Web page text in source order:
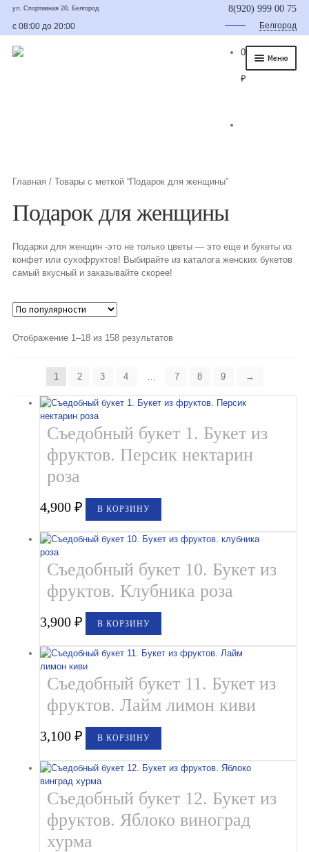
ул. Спортивная 20, Белгород
с 08:00 до 20:00
8(920) 999 00 75
Белгород
Меню
Сладкие букеты из конфет
Букеты из клубники и ягод
Детские букеты
Букет учителю
Съедобные Корзины
Съедобные Боксы Ящики
Фото работ
Контакты
0
₽
Главная /Товары с меткой “Подарок для женщины”
Подарок для женщины
Подарки для женщин -это не только цветы — это еще и букеты из
конфет или сухофруктов! Выбирайте из каталога женских букетов
самый вкусный и заказывайте скорее!
Отображение 1–18 из 158 результатов
1 2 3 4 7 8 9 →
Съедобный букет 1. Букет из
фруктов. Персик нектарин
роза
4,900₽ В КОРЗИНУ
Съедобный букет 10. Букет из
фруктов. Клубника роза
3,900₽ В КОРЗИНУ
Съедобный букет 11. Букет из
фруктов. Лайм лимон киви
3,100₽ В КОРЗИНУ
Съедобный букет 12. Букет из
фруктов. Яблоко виноград
хурма